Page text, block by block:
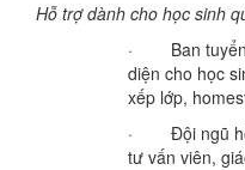
Hỗ trợ dành cho học sinh
· Ban tuyển
diện cho học
xếp lớp,
· Đội ngũ hỗ
tư vấn viên,